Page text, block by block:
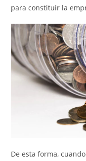
para constituir la
De esta forma,